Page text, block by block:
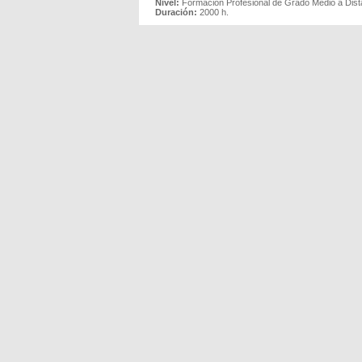
Nivel: Formación Profesional de Grado Medio a
Duración: 2000 h.